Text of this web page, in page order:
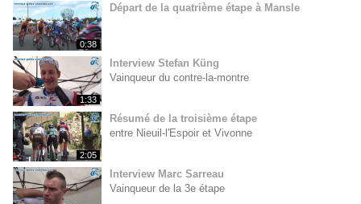
0:38
Départ de la quatrième étape à Mansle
1:33
Interview Stefan Küng
Vainqueur du contre-la-montre
2:05
Résumé de la troisième étape
entre Nieuil-l'Espoir et Vivonne
Interview Marc Sarreau
Vainqueur de la 3e étape